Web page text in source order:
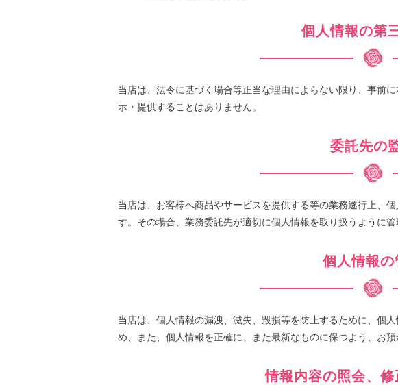
個人情報の第
当店は、法令に基づく場合等正当な理由によらない限り、事前
示・提供することはありません。
委託先の
当店は、お客様へ商品やサービスを提供する等の業務遂行上、
す。その場合、業務委託先が適切に個人情報を取り扱うように管
個人情報の
当店は、個人情報の漏洩、滅失、毀損等を防止するために、個
め、また、個人情報を正確に、また最新なものに保つよう、お
情報内容の照会、